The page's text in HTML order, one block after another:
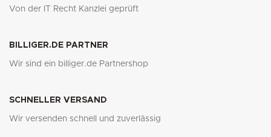
Von der IT Recht Kanzlei geprüft
BILLIGER.DE PARTNER
Wir sind ein billiger.de Partnershop
SCHNELLER VERSAND
Wir versenden schnell und zuverlässig